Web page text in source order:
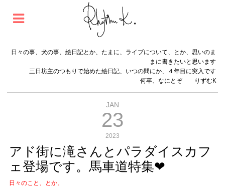
日々の事、犬の事、絵日記とか、たまに、ライブについて、とか、思いのま
まに書きたいと思います
三日坊主のつもりで始めた絵日記、いつの間にか、４年目に突入です
何卒、なにとぞ りずむK
JAN
23
2023
アド街に滝さんとパラダイスカフ
ェ登場です。馬車道特集❤︎
日々のこと、とか。